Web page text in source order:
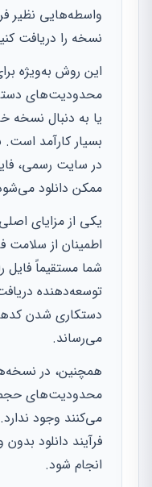
واسطه‌هایی نظیر
نسخه را دریافت
این روش به‌ویژه
محدودیت‌های
یا به دنبال نسخه
بسیار کارآمد
ممکن دانلود
یکی از مزایای
اطمینان از
شما مستقیماً
توسعه‌دهنده
دستکاری شدن
می‌رساند.
همچنین، در
محدودیت‌های
می‌کنند وجود
فرآیند دانلود
انجام شود.